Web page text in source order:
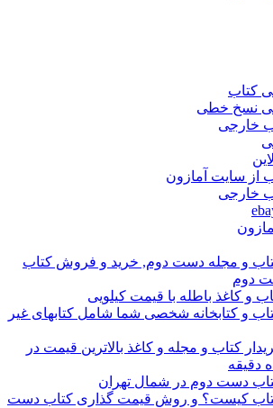
کتاب
نسخ خطی
خارجی
از سایت آمازون
خارجی
و مجله دست دوم, خرید و فروش کتاب
دوم
و کاغذ باطله با قیمت کیلویی
و کتابخانه شخصی شما شامل کتابهای غیر
کتاب و مجله و کاغذ بالاترین قیمت در
دقیقه
دست دوم در شمال تهران
کیست؟ و روش قیمت گذاری کتاب دست